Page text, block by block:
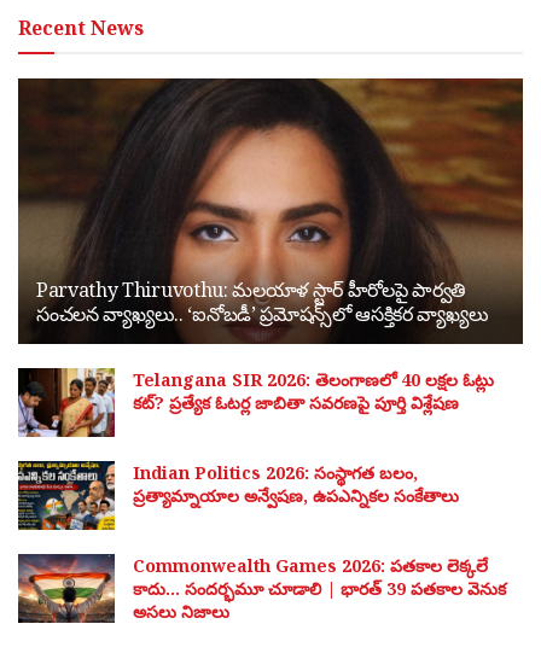
Recent News
Parvathy Thiruvothu: మలయాళ స్టార్ హీరోలపై పార్వతి
సంచలన వ్యాఖ్యలు.. ‘ఐనోబడీ’ ప్రమోషన్స్‌లో ఆసక్తికర వ్యాఖ్యలు
Telangana SIR 2026: తెలంగాణలో 40 లక్షల ఓట్లు
కట్? ప్రత్యేక ఓటర్ల జాబితా సవరణపై పూర్తి విశ్లేషణ
Indian Politics 2026: సంస్థాగత బలం,
ప్రత్యామ్నాయాల అన్వేషణ, ఉపఎన్నికల సంకేతాలు
Commonwealth Games 2026: పతకాల లెక్కలే
కాదు… సందర్భమూ చూడాలి | భారత్ 39 పతకాల వెనుక
అసలు నిజాలు